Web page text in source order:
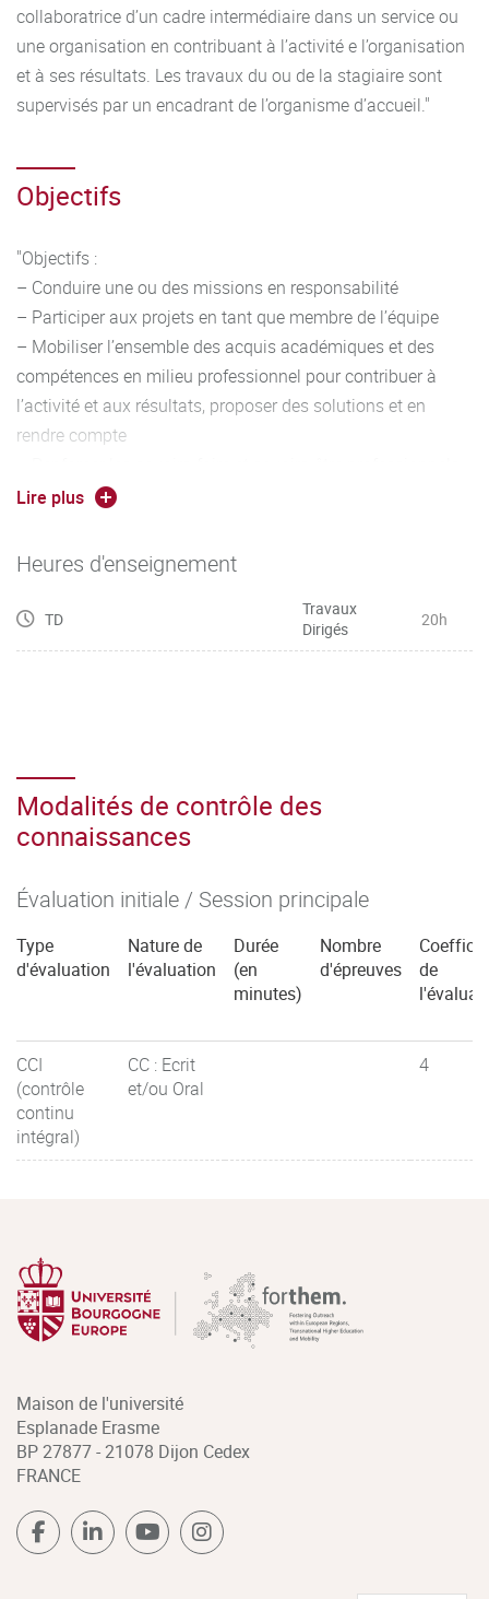
collaboratrice d’un cadre intermédiaire dans un service ou
une organisation en contribuant à l’activité e l’organisation
et à ses résultats. Les travaux du ou de la stagiaire sont
supervisés par un encadrant de l’organisme d’accueil."
Objectifs
"Objectifs :
– Conduire une ou des missions en responsabilité
– Participer aux projets en tant que membre de l’équipe
– Mobiliser l’ensemble des acquis académiques et des
compétences en milieu professionnel pour contribuer à
l’activité et aux résultats, proposer des solutions et en
rendre compte
– Conforter le projet professionnel"
Lire plus
Heures d'enseignement
TD
Travaux
Dirigés
20h
Modalités de contrôle des
connaissances
Évaluation initiale / Session principale
Type
d'évaluation
Nature de
l'évaluation
Durée
(en
minutes)
Nombre
d'épreuves
de
CCI
(contrôle
continu
intégral)
CC : Ecrit
et/ou Oral
4
Maison de l'université
Esplanade Erasme
BP 27877 - 21078 Dijon Cedex
FRANCE